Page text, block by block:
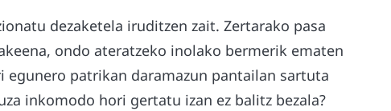
dezaketela iruditzen zait. Zertarako pasa
ondo ateratzeko inolako bermerik ematen
egunero patrikan daramazun pantailan sartuta
inkomodo hori gertatu izan ez balitz bezala?